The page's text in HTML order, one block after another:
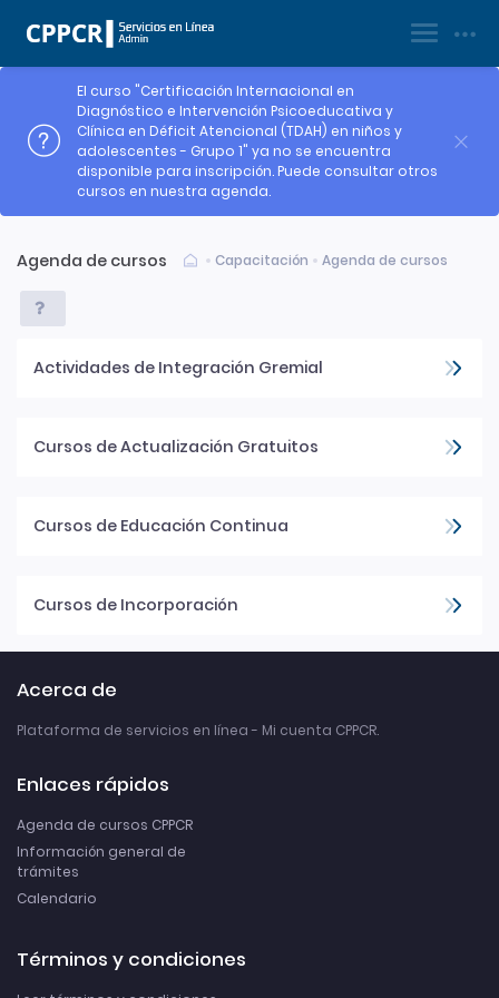
|Ingresar
El curso "Certificación Internacional en
Diagnóstico e Intervención Psicoeducativa y
Clínica en Déficit Atencional (TDAH) en niños y
adolescentes - Grupo 1" ya no se encuentra
disponible para inscripción. Puede consultar otros
cursos en nuestra agenda.
Agenda de cursos Capacitación Agenda de cursos
Actividades de Integración Gremial
Cursos de Actualización Gratuitos
Cursos de Educación Continua
Cursos de Incorporación
Acerca de
Plataforma de servicios en línea - Mi cuenta CPPCR.
Enlaces rápidos
Agenda de cursos CPPCR
Información general de
trámites
Calendario
Términos y condiciones